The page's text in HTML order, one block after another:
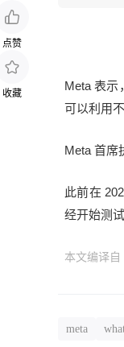
点赞
收藏
Meta 表示，
可以利用
Meta 首席
此前在
经开始测
本文编译
meta